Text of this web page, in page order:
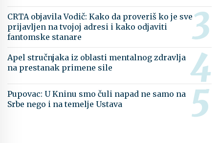
CRTA objavila Vodič: Kako da proveriš ko je sve
prijavljen na tvojoj adresi i kako odjaviti
fantomske stanare
Apel stručnjaka iz oblasti mentalnog zdravlja
na prestanak primene sile
Pupovac: U Kninu smo čuli napad ne samo na
Srbe nego i na temelje Ustava